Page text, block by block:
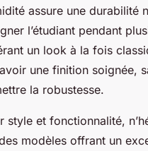
assure une durabilité
l’étudiant pendant
un look à la fois
une finition soignée,
la robustesse.
style et fonctionnalité,
modèles offrant un